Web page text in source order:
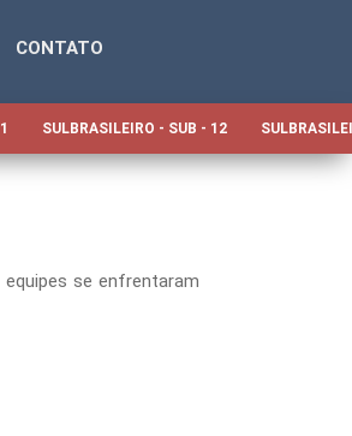
CONTATO
SULBRASILEIRO - SUB - 12
se enfrentaram